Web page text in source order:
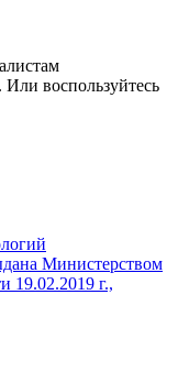
воспользуйтесь
Министерством
19.02.2019 г.,